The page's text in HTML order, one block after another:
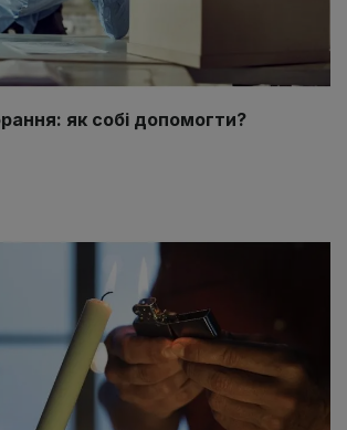
як собі допомогти?